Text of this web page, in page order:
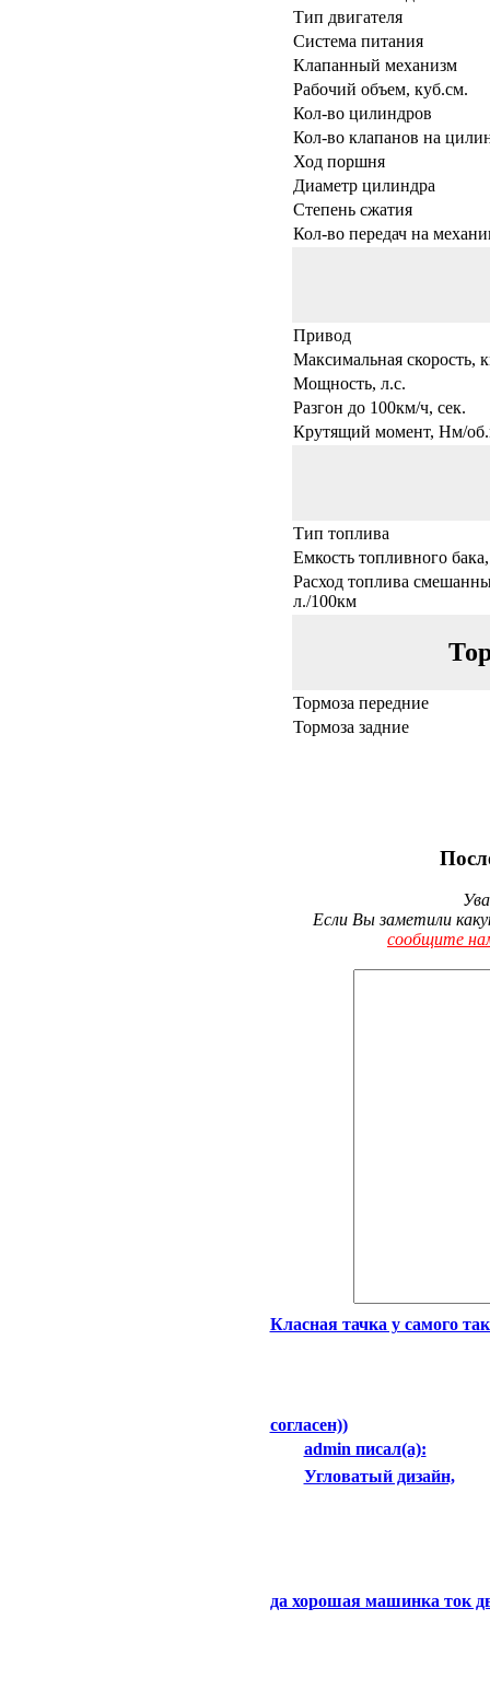
Тип двигателя
Система питания
Клапанный механизм
Рабочий объем, куб.см.
Кол-во цилиндров
Кол-во клапанов на
Ход поршня
Диаметр цилиндра
Степень сжатия
Кол-во передач на
Привод
Максимальная скорость,
Мощность, л.с.
Разгон до 100км/ч, сек.
Крутящий момент, Нм/
Тип топлива
Емкость топливного
Расход топлива
л./100км
Тормоза передние
Тормоза задние
Если Вы заметили
сообщите
Класная тачка у самого
согласен))
admin писал(а):
Угловатый дизайн,
да хорошая машинка ток